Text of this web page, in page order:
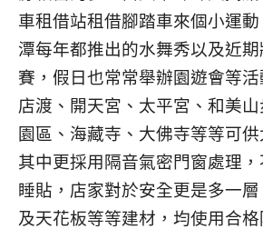
車租借站租借腳踏車來個小運
潭每年都推出的水舞秀以及近
賽，假日也常常舉辦園遊會等
店渡、開天宮、太平宮、和美
園區、海藏寺、大佛寺等等可供
其中更採用隔音氣密門窗處理
睡貼，店家對於安全更是多一
及天花板等等建材，均使用合